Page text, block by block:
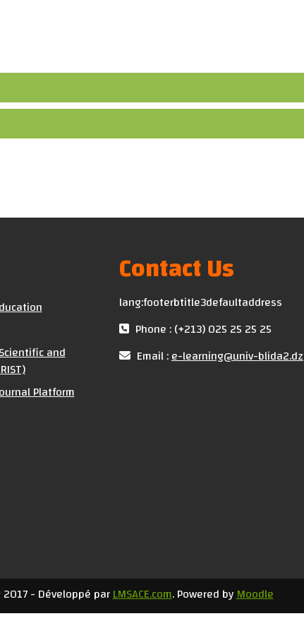
and
Platform
Contact Us
lang:footerbtitle3defaultaddress
Phone : (+213) 025 25 25 25
Email :e-learning@univ-blida2.dz
2017 - Développé parLMSACE.com. Powered byMoodle